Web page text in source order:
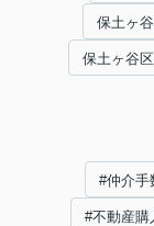
保土ヶ
保土ヶ谷
#仲介手
#不動産購